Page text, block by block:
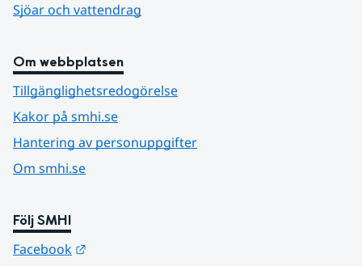
Sjöar och vattendrag
Om webbplatsen
Tillgänglighetsredogörelse
Kakor på smhi.se
Hantering av personuppgifter
Om smhi.se
Följ SMHI
Facebook